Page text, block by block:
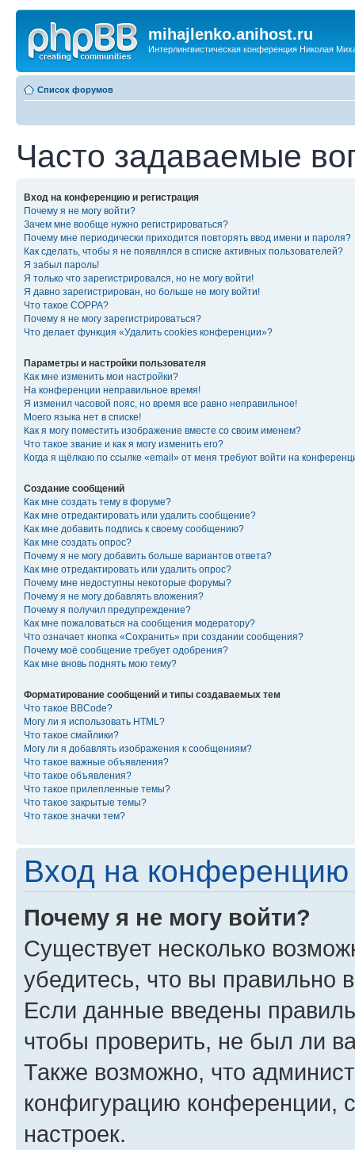
mihajlenko.anihost.ru
Интерлингвистическая конференция Николая
Список форумов
Часто задаваемые
Вход на конференцию и регистрация
Почему я не могу войти?
Зачем мне вообще нужно регистрироваться?
Почему мне периодически приходится повторять ввод имени и пароля?
Как сделать, чтобы я не появлялся в списке активных пользователей?
Я забыл пароль!
Я только что зарегистрировался, но не могу войти!
Я давно зарегистрирован, но больше не могу войти!
Что такое COPPA?
Почему я не могу зарегистрироваться?
Что делает функция «Удалить cookies конференции»?
Параметры и настройки пользователя
Как мне изменить мои настройки?
На конференции неправильное время!
Я изменил часовой пояс, но время все равно неправильное!
Моего языка нет в списке!
Как я могу поместить изображение вместе со своим именем?
Что такое звание и как я могу изменить его?
Когда я щёлкаю по ссылке «email» от меня требуют войти на
Создание сообщений
Как мне создать тему в форуме?
Как мне отредактировать или удалить сообщение?
Как мне добавить подпись к своему сообщению?
Как мне создать опрос?
Почему я не могу добавить больше вариантов ответа?
Как мне отредактировать или удалить опрос?
Почему мне недоступны некоторые форумы?
Почему я не могу добавлять вложения?
Почему я получил предупреждение?
Как мне пожаловаться на сообщения модератору?
Что означает кнопка «Сохранить» при создании сообщения?
Почему моё сообщение требует одобрения?
Как мне вновь поднять мою тему?
Форматирование сообщений и типы создаваемых тем
Что такое BBCode?
Могу ли я использовать HTML?
Что такое смайлики?
Могу ли я добавлять изображения к сообщениям?
Что такое важные объявления?
Что такое объявления?
Что такое прилепленные темы?
Что такое закрытые темы?
Что такое значки тем?
Вход на конференцию
Почему я не могу войти?
Существует несколько
убедитесь, что вы правильно
Если данные введены
чтобы проверить, не был ли
Также возможно, что
конфигурацию конференции,
настроек.